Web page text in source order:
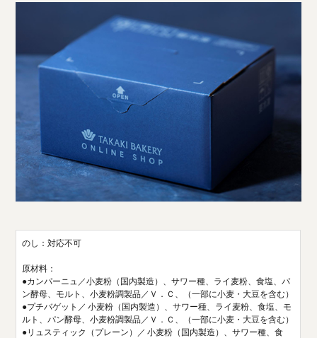
のし：対応不可
原材料：
●カンパーニュ／小麦粉（国内製造）、サワー種、ライ麦粉、食塩、パ
ン酵母、モルト、小麦粉調製品／Ｖ．Ｃ、（一部に小麦・大豆を含む）
●プチバゲット／ 小麦粉（国内製造）、サワー種、ライ麦粉、食塩、モ
ルト、パン酵母、小麦粉調製品／Ｖ．Ｃ、（一部に小麦・大豆を含む）
●リュスティック（プレーン）／ 小麦粉（国内製造）、サワー種、食